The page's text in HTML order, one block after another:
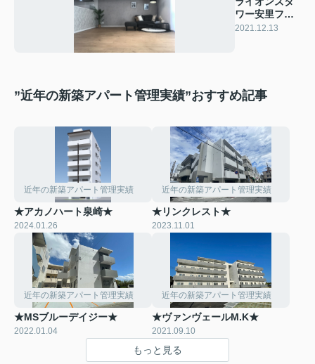
ワー安里フル
リノベーショ
2021.12.13
”近年の新築アパート管理実績”おすすめ記事
近年の新築アパート管理実績
★アカノハート泉崎★
2024.01.26
近年の新築アパート管理実績
★リンクレスト★
2023.11.01
近年の新築アパート管理実績
★MSブルーデイジー★
2022.01.04
近年の新築アパート管理実績
★ヴァンヴェールM.K★
2021.09.10
もっと見る